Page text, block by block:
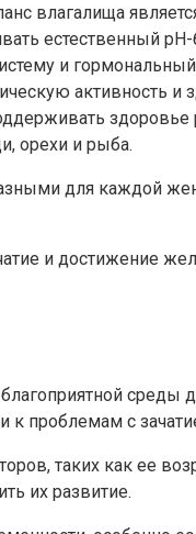
влагалища
естественный pH-
и
активность и
орехи и рыба.
для каждой
и достижение
проблемам с
таких как ее
их развитие.